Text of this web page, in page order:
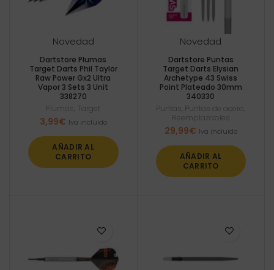
Novedad
Dartstore Plumas
Target Darts Phil Taylor
Raw Power Gx2 Ultra
Vapor 3 Sets 3 Unit
338270
Plumas Target
3,99€ Iva incluido
AÑADIR AL
CARRITO
Novedad
Dartstore Puntas
Target Darts Elysian
Archetype 43 Swiss
Point Plateado 30mm
340330
Puntas Puntas de acero
Reemplazables
29,99€ Iva incluido
AÑADIR AL
CARRITO